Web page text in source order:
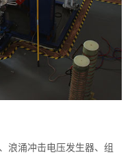
浪涌冲击电压发生器、组